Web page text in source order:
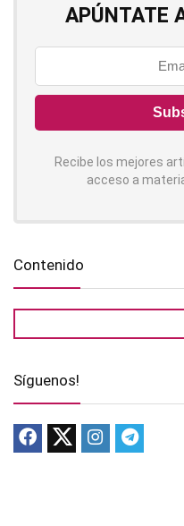
APÚNTATE
Recibe los mejores
acceso a
Contenido
Síguenos!